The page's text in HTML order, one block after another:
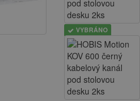
VYBRÁNO